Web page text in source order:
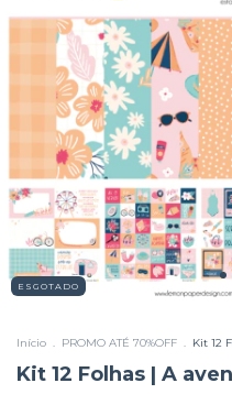
ESGOTADO
Início . PROMO ATÉ 70%OFF . Kit 12
Kit 12 Folhas | A